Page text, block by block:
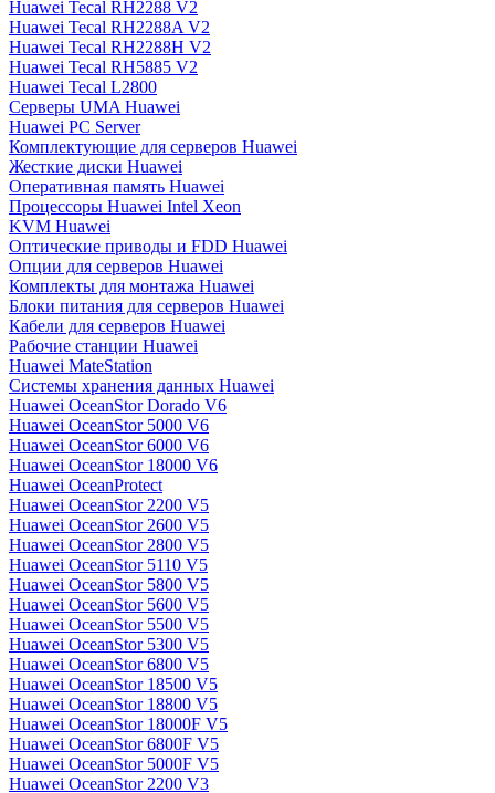
Huawei Tecal RH2288 V2
Huawei Tecal RH2288A V2
Huawei Tecal RH2288H V2
Huawei Tecal RH5885 V2
Huawei Tecal L2800
Серверы UMA Huawei
Huawei PC Server
Комплектующие для серверов Huawei
Жесткие диски Huawei
Оперативная память Huawei
Процессоры Huawei Intel Xeon
KVM Huawei
Оптические приводы и FDD Huawei
Опции для серверов Huawei
Комплекты для монтажа Huawei
Блоки питания для серверов Huawei
Кабели для серверов Huawei
Рабочие станции Huawei
Huawei MateStation
Системы хранения данных Huawei
Huawei OceanStor Dorado V6
Huawei OceanStor 5000 V6
Huawei OceanStor 6000 V6
Huawei OceanStor 18000 V6
Huawei OceanProtect
Huawei OceanStor 2200 V5
Huawei OceanStor 2600 V5
Huawei OceanStor 2800 V5
Huawei OceanStor 5110 V5
Huawei OceanStor 5800 V5
Huawei OceanStor 5600 V5
Huawei OceanStor 5500 V5
Huawei OceanStor 5300 V5
Huawei OceanStor 6800 V5
Huawei OceanStor 18500 V5
Huawei OceanStor 18800 V5
Huawei OceanStor 18000F V5
Huawei OceanStor 6800F V5
Huawei OceanStor 5000F V5
Huawei OceanStor 2200 V3